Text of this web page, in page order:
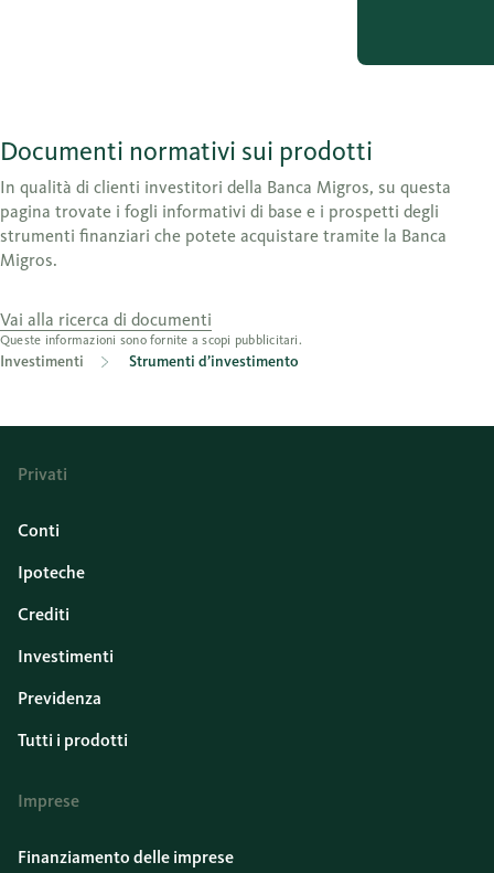
Documenti normativi sui prodotti
In qualità di clienti investitori della Banca Migros, su questa
pagina trovate i fogli informativi di base e i prospetti degli
strumenti finanziari che potete acquistare tramite la Banca
Migros.
Vai alla ricerca di documenti
Queste informazioni sono fornite a scopi pubblicitari.
Investimenti Strumenti d’investimento
Privati
Conti
Ipoteche
Crediti
Investimenti
Previdenza
Tutti i prodotti
Imprese
Finanziamento delle imprese